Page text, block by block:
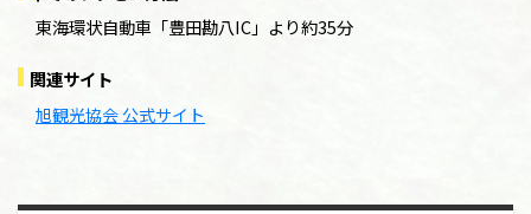
東海環状自動車「豊田勘八IC」より約35分
関連サイト
旭観光協会 公式サイト